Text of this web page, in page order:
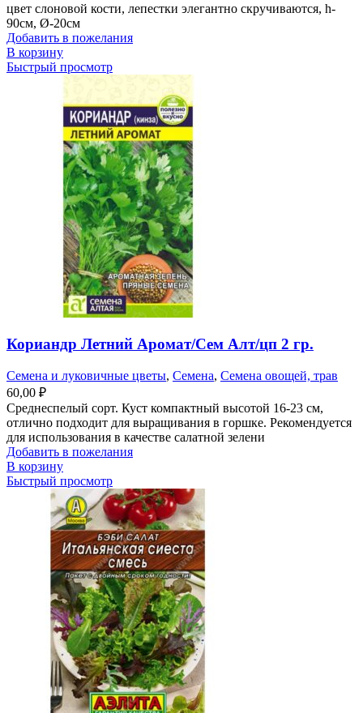
цвет слоновой кости, лепестки элегантно скручиваются, h-
90см, Ø-20см
Добавить в пожелания
В корзину
Быстрый просмотр
Кориандр Летний Аромат/Сем Алт/цп 2 гр.
Семена и луковичные цветы, Семена, Семена овощей, трав
60,00 ₽
Среднеспелый сорт. Куст компактный высотой 16-23 см,
отлично подходит для выращивания в горшке. Рекомендуется
для использования в качестве салатной зелени
Добавить в пожелания
В корзину
Быстрый просмотр